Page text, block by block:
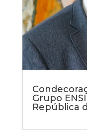
Grupo
República